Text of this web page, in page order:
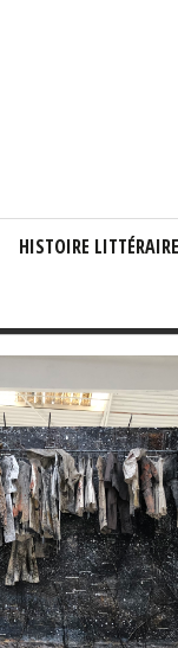
HISTOIRE LITTÉRAIRE